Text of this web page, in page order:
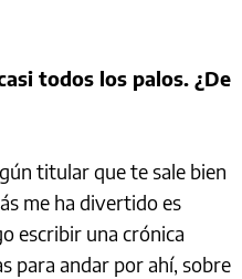
todos los palos. ¿De
titular que te sale bien
me ha divertido es
escribir una crónica
para andar por ahí, sobre